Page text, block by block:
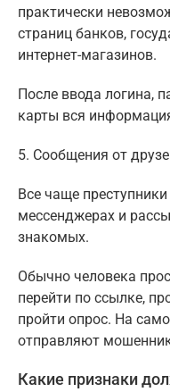
практически
страниц банков,
интернет-магазинов.
После ввода логина,
карты вся
5. Сообщения от
Все чаще
мессенджерах и
знакомых.
Обычно человека
перейти по ссылке,
пройти опрос. На
отправляют
Какие признаки